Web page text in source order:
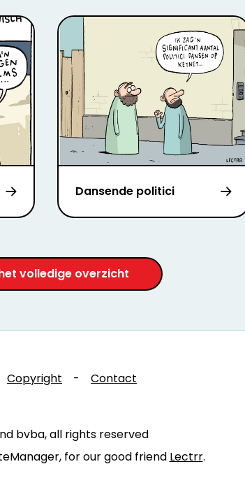
Dansende politici
volledige overzicht
Copyright - Contact
bvba, all rights reserved
for our good friend Lectrr.